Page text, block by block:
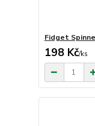
Fidget
198 Kč/ks